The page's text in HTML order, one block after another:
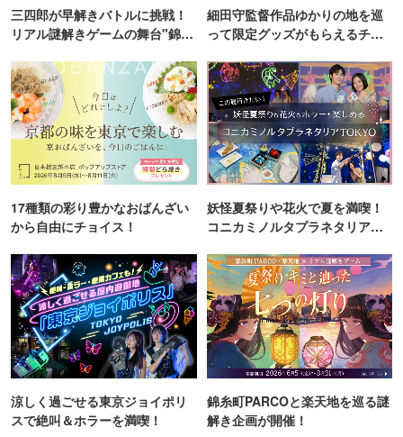
三四郎が早解きバトルに挑戦！
リアル謎解きゲームの舞台"錦糸
細田守監督作品ゆかりの地を巡
って限定グッズがもらえるチャ
17種類の彩り豊かなおばんざい
から自由にチョイス！
妖怪夏祭りや花火で夏を満喫！
コニカミノルタプラネタリア
涼しく過ごせる東京ジョイポリ
スで絶叫＆ホラーを満喫！
錦糸町PARCOと楽天地を巡る謎
解き企画が開催！